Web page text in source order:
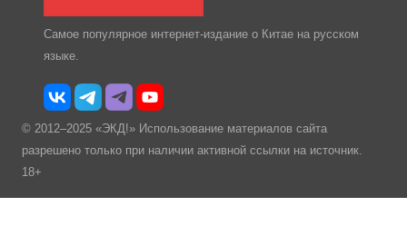
Самое популярное интернет-издание о Китае на русском
языке.
© 2012–2025 «ЭКД!» Использование материалов сайта
разрешено только при наличии активной ссылки на источник.
18+